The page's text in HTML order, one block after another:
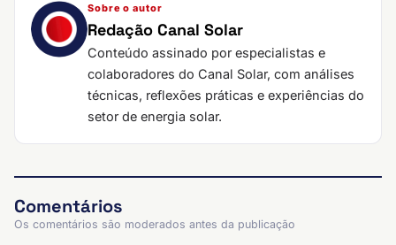
Sobre o autor
Redação Canal Solar
Conteúdo assinado por especialistas e
colaboradores do Canal Solar, com análises
técnicas, reflexões práticas e experiências do
setor de energia solar.
Comentários
Os comentários são moderados antes da publicação